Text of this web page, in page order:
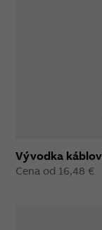
Vývodka
Cena od 16,48 €